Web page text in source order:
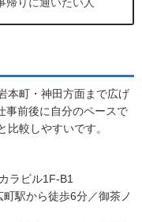
帰りに通いたい人
本町・神田方面まで広げ
事前後に自分のペースで
較しやすいです。
ラビル1F-B1
駅から徒歩6分／御茶ノ